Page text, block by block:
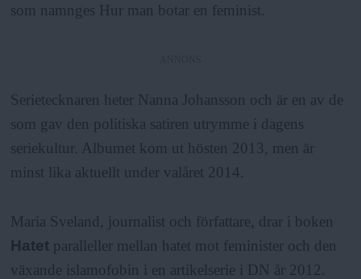
som namnges Hur man botar en feminist.
Serietecknaren heter Nanna Johansson och är en av de
som gav den politiska satiren utrymme i dagens
seriekultur. Albumet kom ut hösten 2013, men är
minst lika aktuellt under valåret 2014.
Maria Sveland, journalist och författare, drar i boken
Hatet paralleller mellan hatet mot feminister och den
växande islamofobin i en artikelserie i DN år 2012.